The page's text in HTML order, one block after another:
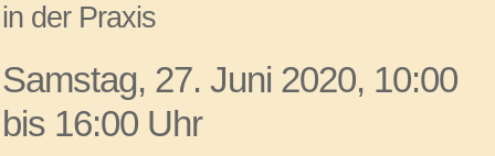
in der Praxis
Samstag, 27. Juni 2020, 10:00
bis 16:00 Uhr